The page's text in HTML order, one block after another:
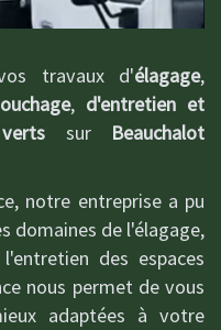
travaux d'élagage,
, d'entretien et
sur Beauchalot
notre entreprise a pu
domaines de l'élagage,
des espaces
nous permet de vous
adaptées à votre